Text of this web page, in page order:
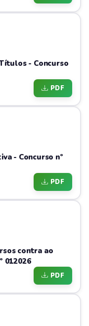
- Concurso
PDF
- Concurso nº
PDF
contra ao
012026
PDF